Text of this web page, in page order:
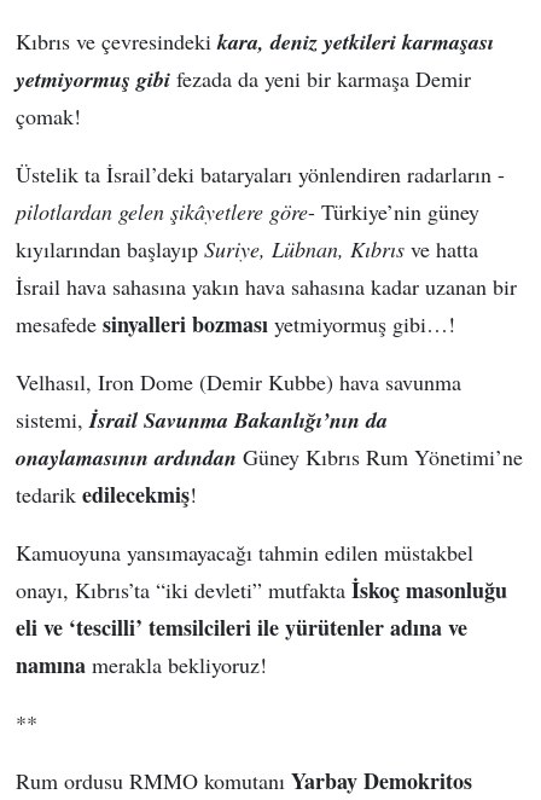
Kıbrıs ve çevresindekikara, deniz yetkileri karmaşası
yetmiyormuş gibifezada da yeni bir karmaşa Demir
çomak!
Üstelik ta İsrail’deki bataryaları yönlendiren radarların -
pilotlardan gelen şikâyetlere göre- Türkiye’nin güney
kıyılarından başlayıp Suriye, Lübnan, Kıbrısve hatta
İsrail hava sahasına yakın hava sahasına kadar uzanan bir
mesafede sinyalleri bozmasıyetmiyormuş gibi…!
Velhasıl, Iron Dome (Demir Kubbe) hava savunma
sistemi,İsrail Savunma Bakanlığı’nın da
onaylamasının ardından Güney Kıbrıs Rum Yönetimi’ne
tedarik edilecekmiş!
Kamuoyuna yansımayacağı tahmin edilen müstakbel
onayı, Kıbrıs’ta “iki devleti” mutfakta İskoç masonluğu
eli ve ‘tescilli’ temsilcileri ile yürütenler adına ve
namına merakla bekliyoruz!
**
Rum ordusu RMMO komutanı Yarbay Demokritos